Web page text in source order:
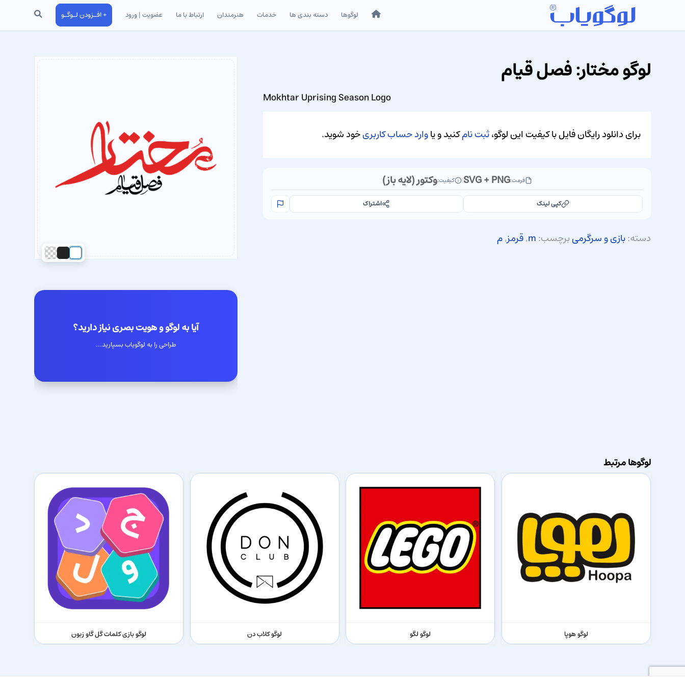
خانه لوگوها دسته بندی ها خدمات هنرمندان ارتباط با ما عضویت | ورود + افـزودن لـوگـو جستجو
آیا به لوگو و هویت بصری نیاز دارید؟
طراحی را به لوگویاب بسپارید...
لوگو مختار: فصل قیام
Mokhtar Uprising Season Logo
برای دانلود رایگان فایل با کیفیت این لوگو،ثبت نامکنید و یاوارد حساب کاربریخود شوید.
فرمت:SVG + PNG
| کیفیت:وکتور (لایه باز)
کپی لینک اشتراک
دسته:بازی و سرگرمیبرچسب:m
,قرمز,م
لوگوها مرتبط
لوگو هوپا لوگو لگو لوگو کلاب دن لوگو بازی کلمات گل گاو زبون